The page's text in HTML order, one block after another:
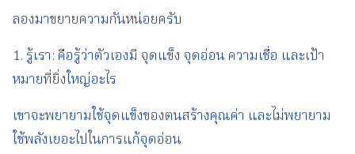
ลองมาขยายความกันหน่อยครับ
1. รู้เรา: คือรู้ว่าตัวเองมี จุดแข็ง จุดอ่อน ความเชื่อ และเป้า
หมายที่ยิ่งใหญ่อะไร
เขาจะพยายามใช้จุดแข็งของตนสร้างคุณค่า และไม่พยายาม
ใช้พลังเยอะไปในการแก้จุดอ่อน